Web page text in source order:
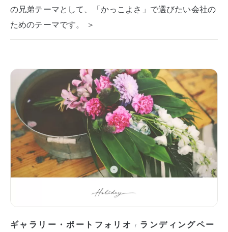
の兄弟テーマとして、「かっこよさ」で選びたい会社の
ためのテーマです。 ＞
ギャラリー・ポートフォリオ / ランディングペー